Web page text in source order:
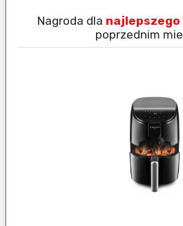
Nagroda dla
poprzednim